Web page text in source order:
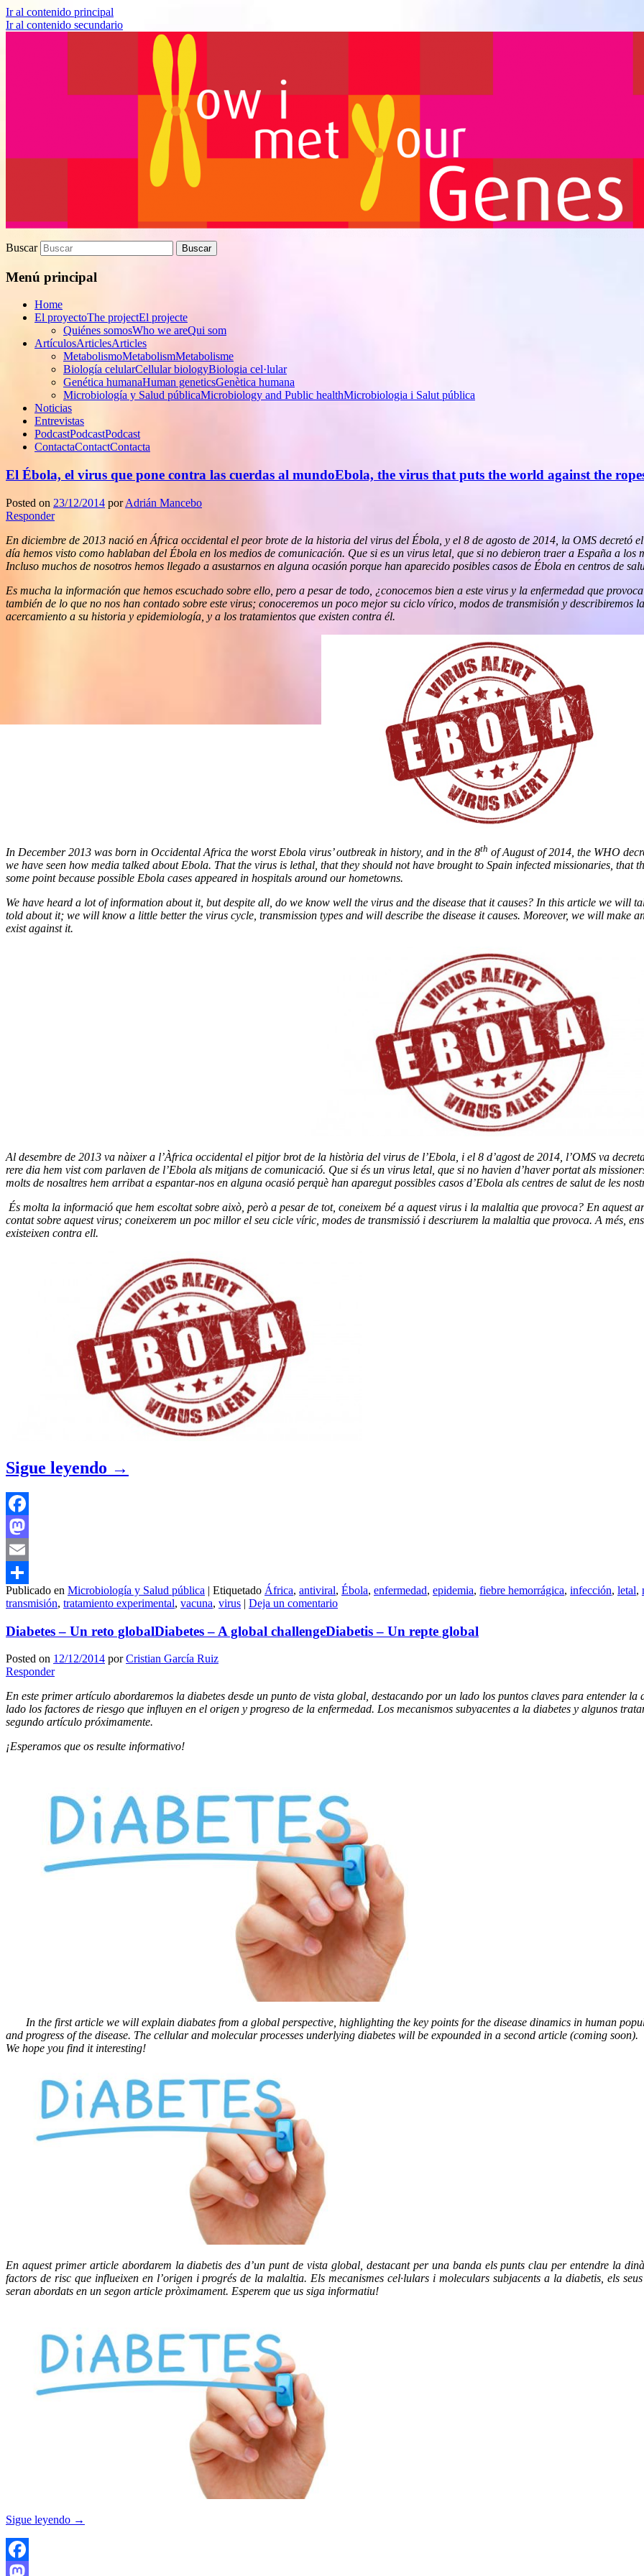
Ir al contenido principal
Ir al contenido secundario
How I met your genes
Proyecto de divulgación científica sobre Biomedicina
Buscar
Menú principal
Home
El proyectoThe projectEl projecte
Quiénes somosWho we areQui som
ArtículosArticlesArticles
MetabolismoMetabolismMetabolisme
Biología celularCellular biologyBiologia cel·lular
Genética humanaHuman geneticsGenètica humana
Microbiología y Salud públicaMicrobiology and Public healthMicrobiologia i Salut pública
Noticias
Entrevistas
PodcastPodcastPodcast
ContactaContactContacta
El Ébola, el virus que pone contra las cuerdas al mundoEbola, the virus that puts the world against the
Posted on 23/12/2014 porAdrián Mancebo
Responder
En diciembre de 2013 nació en África occidental el peor brote de la historia del virus del Ébola, y el 8 de agosto de 2014, la OMS decretó el
día hemos visto como hablaban del Ébola en los medios de comunicación. Que si es un virus letal, que si no debieron traer a España a
Incluso muchos de nosotros hemos llegado a asustarnos en alguna ocasión porque han aparecido posibles casos de Ébola en centros de
Es mucha la información que hemos escuchado sobre ello, pero a pesar de todo, ¿conocemos bien a este virus y la enfermedad que
también de lo que no nos han contado sobre este virus; conoceremos un poco mejor su ciclo vírico, modos de transmisión y describiremos
acercamiento a su historia y epidemiología, y a los tratamientos que existen contra él.
In December 2013 was born in Occidental Africa the worst Ebola virus’ outbreak in history, and in the 8th of August of 2014, the WHO
we have seen how media talked about Ebola. That the virus is lethal, that they should not have brought to Spain infected missionaries,
some point because possible Ebola cases appeared in hospitals around our hometowns.
We have heard a lot of information about it, but despite all, do we know well the virus and the disease that it causes? In this article we will
told about it; we will know a little better the virus cycle, transmission types and will describe the disease it causes. Moreover, we will make
exist against it.
Al desembre de 2013 va nàixer a l’Àfrica occidental el pitjor brot de la història del virus de l’Ebola, i el 8 d’agost de 2014, l’OMS va
rere dia hem vist com parlaven de l’Ebola als mitjans de comunicació. Que si és un virus letal, que si no havien d’haver portat als
molts de nosaltres hem arribat a espantar-nos en alguna ocasió perquè han aparegut possibles casos d’Ebola als centres de salut de les
És molta la informació que hem escoltat sobre això, però a pesar de tot, coneixem bé a aquest virus i la malaltia que provoca? En aquest
contat sobre aquest virus; coneixerem un poc millor el seu cicle víric, modes de transmissió i descriurem la malaltia que provoca. A més,
existeixen contra ell.
Sigue leyendo →
Facebook
Mastodon
Email
Compartir
Publicado en Microbiología y Salud pública | Etiquetado África, antiviral, Ébola, enfermedad, epidemia, fiebre hemorrágica, infección, letal,
transmisión, tratamiento experimental, vacuna, virus | Deja un comentario
Diabetes – Un reto globalDiabetes – A global challengeDiabetis – Un repte global
Posted on 12/12/2014 porCristian García Ruiz
Responder
En este primer artículo abordaremos la diabetes desde un punto de vista global, destacando por un lado los puntos claves para entender
lado los factores de riesgo que influyen en el origen y progreso de la enfermedad. Los mecanismos subyacentes a la diabetes y algunos
segundo artículo próximamente.
¡Esperamos que os resulte informativo!
In the first article we will explain diabates from a global perspective, highlighting the key points for the disease dinamics in human
and progress of the disease. The cellular and molecular processes underlying diabetes will be expounded in a second article (coming soon).
We hope you find it interesting!
En aquest primer article abordarem la diabetis des d’un punt de vista global, destacant per una banda els punts clau per entendre la
factors de risc que influeixen en l’origen i progrés de la malaltia. Els mecanismes cel·lulars i moleculars subjacents a la diabetis, els
seran abordats en un segon article pròximament. Esperem que us siga informatiu!
Sigue leyendo →
Facebook